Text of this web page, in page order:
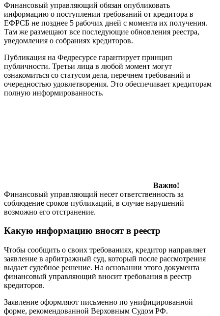
Финансовый управляющий обязан опубликовать
информацию о поступлении требований от кредитора в
ЕФРСБ не позднее 5 рабочих дней с момента их получения.
Там же размещают все последующие обновления реестра,
уведомления о собраниях кредиторов.
Публикация на Федресурсе гарантирует принцип
публичности. Третьи лица в любой момент могут
ознакомиться со статусом дела, перечнем требований и
очередностью удовлетворения. Это обеспечивает кредиторам
полную информированность.
Важно!
Финансовый управляющий несет ответственность за
соблюдение сроков публикаций, в случае нарушений
возможно его отстранение.
Какую информацию вносят в реестр
Чтобы сообщить о своих требованиях, кредитор направляет
заявление в арбитражный суд, который после рассмотрения
выдает судебное решение. На основании этого документа
финансовый управляющий вносит требования в реестр
кредиторов.
Заявление оформляют письменно по унифицированной
форме, рекомендованной Верховным Судом РФ.